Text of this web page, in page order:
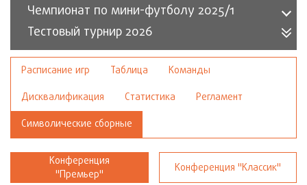
Чемпионат по мини-футболу 2025/1
Тестовый турнир 2026
Расписание игр Таблица
Команды
Дисквалификация
Статистика
Регламент
Символические сборные
Конференция
"Премьер"
Конференция "Классик"